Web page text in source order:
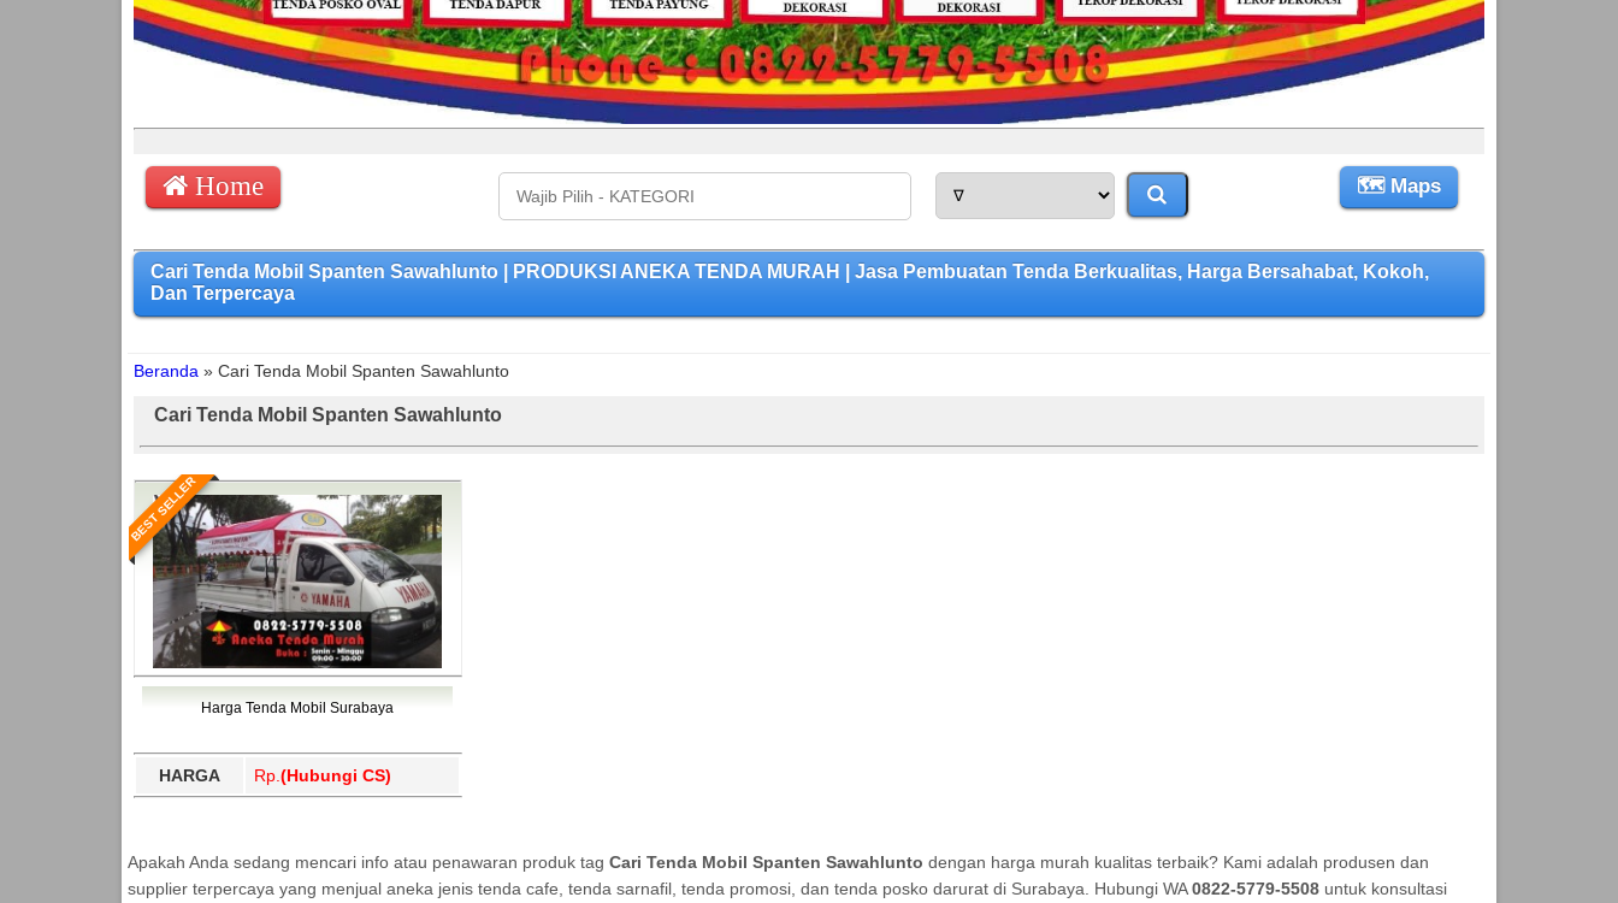
Home 🗺 Maps
Cari Tenda Mobil Spanten Sawahlunto | PRODUKSI ANEKA TENDA MURAH | Jasa Pembuatan Tenda Berkualitas, Harga Bersahabat, Kokoh,
Dan Terpercaya
Beranda » Cari Tenda Mobil Spanten Sawahlunto
Cari Tenda Mobil Spanten Sawahlunto
BEST SELLER
Harga Tenda Mobil Surabaya
HARGA Rp. (Hubungi CS)
Apakah Anda sedang mencari info atau penawaran produk tag Cari Tenda Mobil Spanten Sawahlunto dengan harga murah kualitas terbaik? Kami adalah produsen dan
supplier terpercaya yang menjual aneka jenis tenda cafe, tenda sarnafil, tenda promosi, dan tenda posko darurat di Surabaya. Hubungi WA0822-5779-5508untuk konsultasi